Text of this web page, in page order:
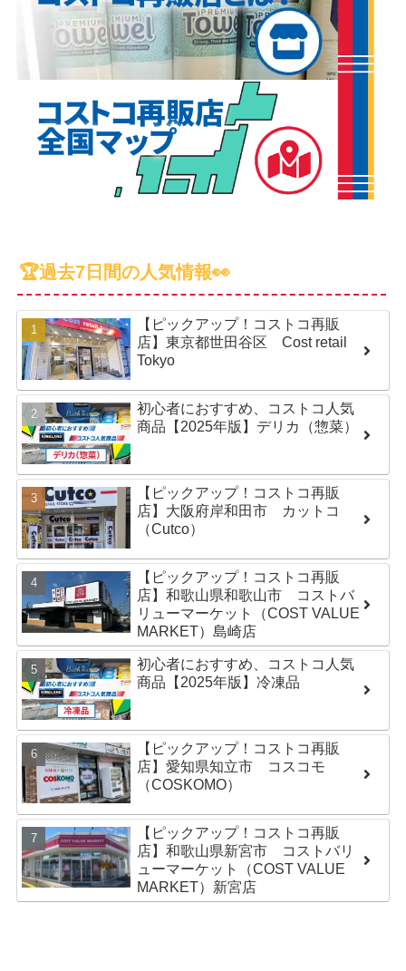
🏆過去7日間の人気情報👀
【ピックアップ！コストコ再販
店】東京都世田谷区 Cost retail
Tokyo
初心者におすすめ、コストコ人気
商品【2025年版】デリカ（惣菜）
【ピックアップ！コストコ再販
店】大阪府岸和田市 カットコ
（Cutco）
【ピックアップ！コストコ再販
店】和歌山県和歌山市 コストバ
リューマーケット（COST VALUE
MARKET）島崎店
初心者におすすめ、コストコ人気
商品【2025年版】冷凍品
【ピックアップ！コストコ再販
店】愛知県知立市 コスコモ
（COSKOMO）
【ピックアップ！コストコ再販
店】和歌山県新宮市 コストバリ
ューマーケット（COST VALUE
MARKET）新宮店